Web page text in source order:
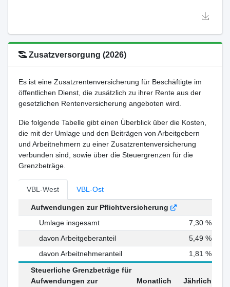
Zusatzversorgung (2026)
Es ist eine Zusatzrentenversicherung für Beschäftigte im
öffentlichen Dienst, die zusätzlich zu ihrer Rente aus der
gesetzlichen Rentenversicherung angeboten wird.
Die folgende Tabelle gibt einen Überblick über die Kosten,
die mit der Umlage und den Beiträgen von Arbeitgebern
und Arbeitnehmern zu einer Zusatzrentenversicherung
verbunden sind, sowie über die Steuergrenzen für die
Grenzbeträge.
VBL-West VBL-Ost
Aufwendungen zur Pflichtversicherung
Umlage insgesamt
7,30 %
davon Arbeitgeberanteil
5,49 %
davon Arbeitnehmeranteil
1,81 %
Steuerliche Grenzbeträge für
Aufwendungen zur
Monatlich Jährlich